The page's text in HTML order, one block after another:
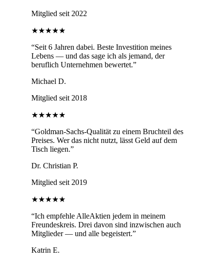
Mitglied seit 2022
★★★★★
“Seit 6 Jahren dabei. Beste Investition meines
Lebens — und das sage ich als jemand, der
beruflich Unternehmen bewertet.”
Michael D.
Mitglied seit 2018
★★★★★
“Goldman-Sachs-Qualität zu einem Bruchteil des
Preises. Wer das nicht nutzt, lässt Geld auf dem
Tisch liegen.”
Dr. Christian P.
Mitglied seit 2019
★★★★★
“Ich empfehle AlleAktien jedem in meinem
Freundeskreis. Drei davon sind inzwischen auch
Mitglieder — und alle begeistert.”
Katrin E.